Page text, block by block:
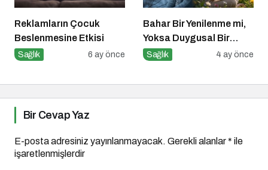
Reklamların Çocuk
Beslenmesine Etkisi
Sağlık 6 ay önce
Bahar Bir Yenilenme mi,
Yoksa Duygusal Bir
Sınav mı?
Sağlık 4 ay önce
Bir Cevap Yaz
E-posta adresiniz yayınlanmayacak. Gerekli alanlar* ile
işaretlenmişlerdir